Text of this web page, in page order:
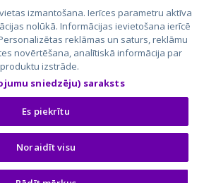
Kainos.lt
Paslaugos.lt
auto24.ee
KV.ee
Osta.ee
KuldneBörs.ee
izmantošana. Ierīces parametru aktīva
nolūkā. Informācijas ievietošana ierīcē
reklāmas un saturs, reklāmu
novērtēšana, analītiskā informācija par
izstrāde.
sniedzēju) saraksts
Es piekrītu
Noraidīt visu